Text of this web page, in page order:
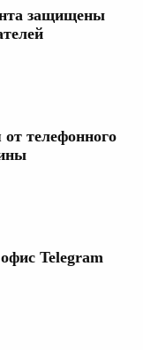
защищены
от телефонного
Telegram